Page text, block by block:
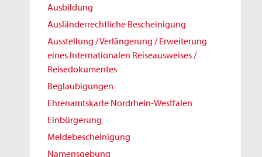
Ausbildung
Ausländerrechtliche Bescheinigung
Ausstellung / Verlängerung / Erweiterung
eines Internationalen Reiseausweises /
Reisedokumentes
Beglaubigungen
Ehrenamtskarte Nordrhein-Westfalen
Einbürgerung
Meldebescheinigung
Namensgebung